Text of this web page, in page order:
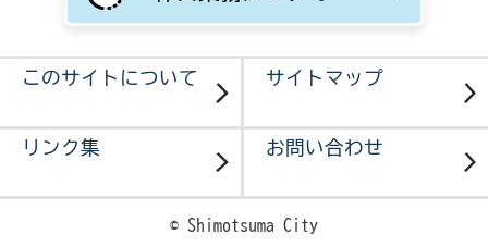
このサイトについて サイトマップ
リンク集 お問い合わせ
© Shimotsuma City